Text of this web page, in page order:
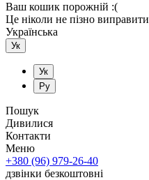
Ваш кошик порожній :(
Це ніколи не пізно
Українська
Ук
Ук
Ру
Пошук
Дивилися
Контакти
Меню
+380 (96) 979-26-40
дзвінки безкоштовні